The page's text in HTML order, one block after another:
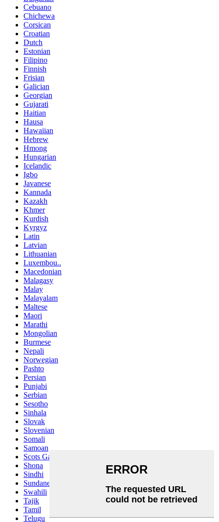
Cebuano
Chichewa
Corsican
Croatian
Dutch
Estonian
Filipino
Finnish
Frisian
Galician
Georgian
Gujarati
Haitian
Hausa
Hawaiian
Hebrew
Hmong
Hungarian
Icelandic
Igbo
Javanese
Kannada
Kazakh
Khmer
Kurdish
Kyrgyz
Latin
Latvian
Lithuanian
Luxembou..
Macedonian
Malagasy
Malay
Malayalam
Maltese
Maori
Marathi
Mongolian
Burmese
Nepali
Norwegian
Pashto
Persian
Punjabi
Serbian
Sesotho
Sinhala
Slovak
Slovenian
Somali
Samoan
Scots Gaelic
Shona
Sindhi
Sundanese
Swahili
Tajik
Tamil
Telugu